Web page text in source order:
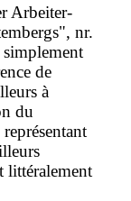
Arbeiter-
nr.
de
à
du
littéralement